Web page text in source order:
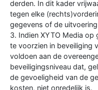
derden. In dit kader
tegen elke
gegevens of de
3. Indien XYTO Media
te voorzien in beveiliging
voldoen aan de
beveiligingsniveau dat,
de gevoeligheid van de
kosten, niet onredelijk is.